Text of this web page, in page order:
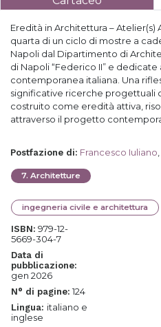
Eredità in Architettura – Atelier(s)
quarta di un ciclo di mostre a
Napoli dal Dipartimento di
di Napoli “Federico II” e dedicate
contemporanea italiana. Una
significative ricerche progettuali
costruito come eredità attiva,
attraverso il progetto
Postfazione di: Francesco Iuliano
7. Architetture
ingegneria civile e architettura
ISBN: 979-12-
5669-304-7
Data di
pubblicazione:
gen 2026
N° di pagine: 124
Lingua: italiano e
inglese